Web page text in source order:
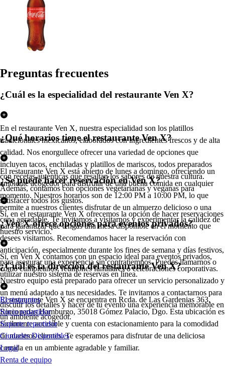
Preguntas frecuentes
¿Cuál es la especialidad del restaurante Ven X?
En el restaurante Ven X, nuestra especialidad son los platillos
tradicionales mexicanos, elaborados con ingredientes frescos y de alta
calidad. Nos enorgullece ofrecer una variedad de opciones que
incluyen tacos, enchiladas y platillos de mariscos, todos preparados
con recetas auténticas que resaltan los sabores de nuestra cultura.
Además, contamos con opciones vegetarianas y veganas para
satisfacer todos los gustos.
¿Qué horarios tiene el restaurante Ven X?
El restaurante Ven X está abierto de lunes a domingo, ofreciendo un
ambiente acogedor para disfrutar de una buena comida en cualquier
momento. Nuestros horarios son de 12:00 PM a 10:00 PM, lo que
permite a nuestros clientes disfrutar de un almuerzo delicioso o una
cena agradable. Te invitamos a visitarnos y experimentar la calidez de
nuestro servicio.
¿Se puede hacer reservación en Ven X?
Sí, en el restaurante Ven X ofrecemos la opción de hacer reservaciones
para garantizar que tengas una mesa disponible en el momento que
desees visitarnos. Recomendamos hacer la reservación con
anticipación, especialmente durante los fines de semana y días festivos,
para asegurar una experiencia sin contratiempos. Puedes llamarnos o
utilizar nuestro sistema de reservas en línea.
¿Ven X ofrece opciones para eventos privados?
Sí, en Ven X contamos con un espacio ideal para eventos privados,
como cumpleaños, reuniones familiares o celebraciones corporativas.
Nuestro equipo está preparado para ofrecer un servicio personalizado y
un menú adaptado a tus necesidades. Te invitamos a contactarnos para
discutir los detalles y hacer de tu evento una experiencia memorable en
un ambiente acogedor.
¿Cuál es la dirección del restaurante Ven X?
El restaurante Ven X se encuentra en Rcda. de Las Gardenias 363,
Rinconadas Hamburgo, 35018 Gómez Palacio, Dgo. Esta ubicación es
fácilmente accesible y cuenta con estacionamiento para la comodidad
de nuestros clientes. Te esperamos para disfrutar de una deliciosa
comida en un ambiente agradable y familiar.
Restaurantes
Socio repartidor
Soporte repartidor
Ciudades Disponibles
Legal
Renta de equipo